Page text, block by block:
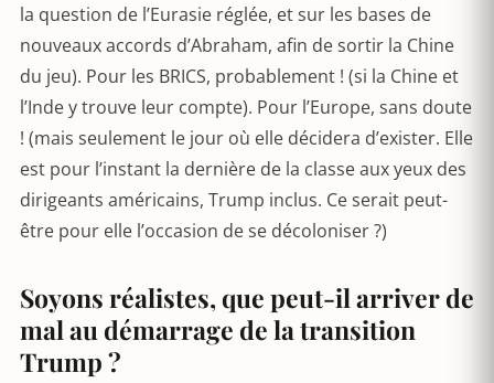
la question de l’Eurasie réglée, et sur les bases de
nouveaux accords d’Abraham, afin de sortir la Chine
du jeu). Pour les BRICS, probablement ! (si la Chine et
l’Inde y trouve leur compte). Pour l’Europe, sans doute
! (mais seulement le jour où elle décidera d’exister. Elle
est pour l’instant la dernière de la classe aux yeux des
dirigeants américains, Trump inclus. Ce serait peut-
être pour elle l’occasion de se décoloniser ?)
Soyons réalistes, que peut-il arriver de
mal au démarrage de la transition
Trump ?